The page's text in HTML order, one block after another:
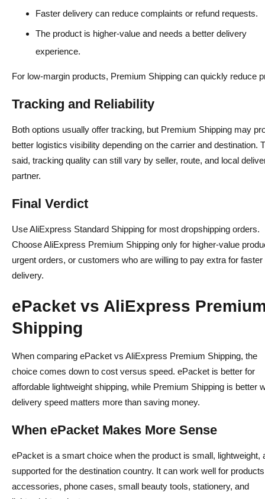
Faster delivery can reduce complaints or refund requests.
The product is higher-value and needs a better delivery
experience.
For low-margin products, Premium Shipping can quickly reduce
Tracking and Reliability
Both options usually offer tracking, but Premium Shipping may
better logistics visibility depending on the carrier and destination.
said, tracking quality can still vary by seller, route, and local
partner.
Final Verdict
Use AliExpress Standard Shipping for most dropshipping orders.
Choose AliExpress Premium Shipping only for higher-value
urgent orders, or customers who are willing to pay extra for faster
delivery.
ePacket vs AliExpress
Shipping
When comparing ePacket vs AliExpress Premium Shipping, the
choice comes down to cost versus speed. ePacket is better for
affordable lightweight shipping, while Premium Shipping is better
delivery speed matters more than saving money.
When ePacket Makes More Sense
ePacket is a smart choice when the product is small, lightweight,
supported for the destination country. It can work well for
accessories, phone cases, small beauty tools, stationery, and